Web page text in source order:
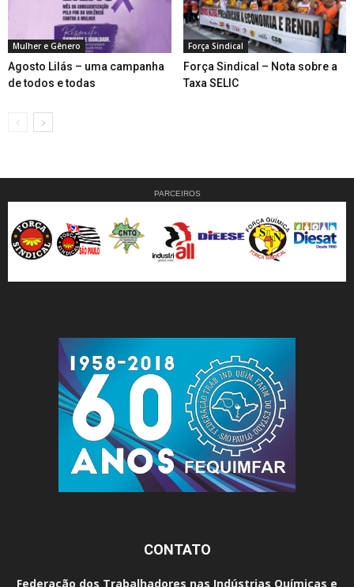
Mulher e Gênero
Agosto Lilás – uma campanha
de todos e todas
Força Sindical
Força Sindical – Nota sobre a
Taxa SELIC
PARCEIROS
CONTATO
Federação dos Trabalhadores nas Indústrias Químicas e